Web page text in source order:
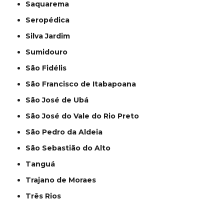
Saquarema
Seropédica
Silva Jardim
Sumidouro
São Fidélis
São Francisco de Itabapoana
São José de Ubá
São José do Vale do Rio Preto
São Pedro da Aldeia
São Sebastião do Alto
Tanguá
Trajano de Moraes
Três Rios